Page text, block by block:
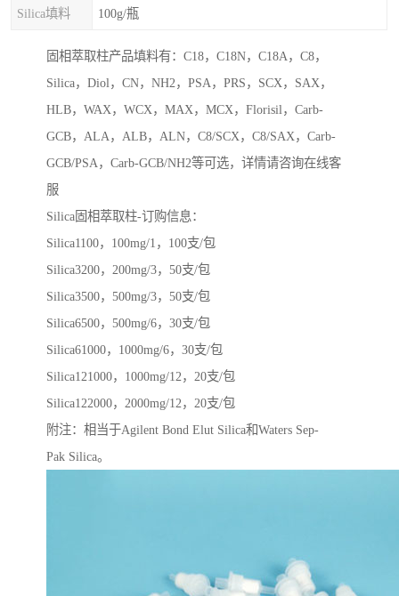
Silica填料 100g/瓶
固相萃取柱产品填料有：C18，C18N，C18A，C8，
Silica，Diol，CN，NH2，PSA，PRS，SCX，SAX，
HLB，WAX，WCX，MAX，MCX，Florisil，Carb-
GCB，ALA，ALB，ALN，C8/SCX，C8/SAX，Carb-
GCB/PSA，Carb-GCB/NH2等可选，详情请咨询在线客
服
Silica固相萃取柱-订购信息：
Silica1100，100mg/1，100支/包
Silica3200，200mg/3，50支/包
Silica3500，500mg/3，50支/包
Silica6500，500mg/6，30支/包
Silica61000，1000mg/6，30支/包
Silica121000，1000mg/12，20支/包
Silica122000，2000mg/12，20支/包
附注：相当于Agilent Bond Elut Silica和Waters Sep-
Pak Silica。